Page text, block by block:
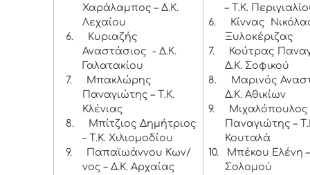
Χαράλαμπος – Δ.Κ.
Λεχαίου
6.
Κυριαζής
Αναστάσιος - Δ.Κ.
Γαλατακίου
7.
Μπακλώρης
Παναγιώτης – Τ.Κ.
Κλένιας
8.
Μπίτζιος Δημήτριος
– Τ.Κ. Χιλιομοδίου
9.
Παπαϊωάννου Κων/
νος – Δ.Κ. Αρχαίας
– Τ.Κ.
6.
Κίννας
Ξυλοκέριζας
7.
Κούτρας
Δ.Κ. Σοφικού
8.
Μαρινός
Δ.Κ. Αθικίων
9.
Μιχαλόπουλος
Παναγιώτης –
Κουταλά
10.
Μπέκου Ελένη
Σολομού